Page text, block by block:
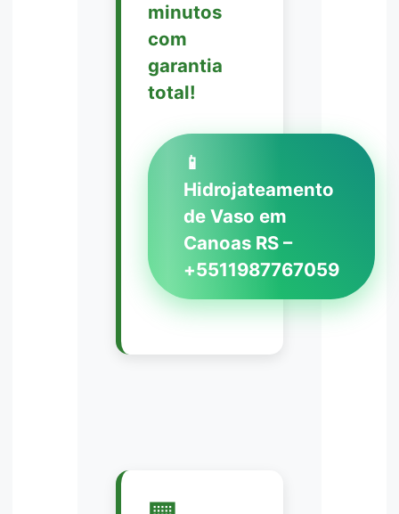
minutos
com
garantia
total!
📱
Hidrojateamento
de Vaso em
Canoas RS –
+5511987767059